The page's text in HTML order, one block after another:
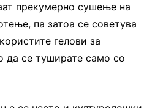
прекумерно сушење на
па затоа се советува
гелови за
да се туширате само со